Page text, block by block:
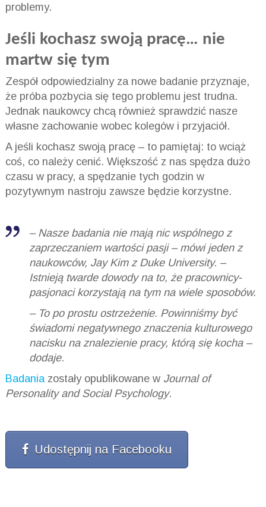
problemy.
Jeśli kochasz swoją pracę… nie
martw się tym
Zespół odpowiedzialny za nowe badanie przyznaje,
że próba pozbycia się tego problemu jest trudna.
Jednak naukowcy chcą również sprawdzić nasze
własne zachowanie wobec kolegów i przyjaciół.
A jeśli kochasz swoją pracę – to pamiętaj: to wciąż
coś, co należy cenić. Większość z nas spędza dużo
czasu w pracy, a spędzanie tych godzin w
pozytywnym nastroju zawsze będzie korzystne.
– Nasze badania nie mają nic wspólnego z
zaprzeczaniem wartości pasji – mówi jeden z
naukowców, Jay Kim z Duke University. –
Istnieją twarde dowody na to, że pracownicy-
pasjonaci korzystają na tym na wiele sposobów.
– To po prostu ostrzeżenie. Powinniśmy być
świadomi negatywnego znaczenia kulturowego
nacisku na znalezienie pracy, którą się kocha –
dodaje.
Badaniazostały opublikowane w Journal of
Personality and Social Psychology.
Udostępnij na Facebooku